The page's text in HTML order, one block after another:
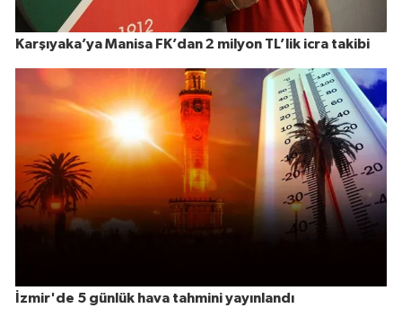
Karşıyaka’ya Manisa FK’dan 2 milyon TL’lik icra takibi
İzmir'de 5 günlük hava tahmini yayınlandı